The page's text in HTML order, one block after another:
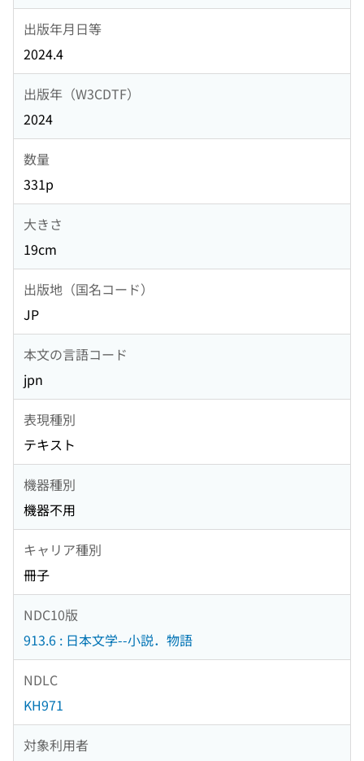
出版年月日等
2024.4
出版年（W3CDTF）
2024
数量
331p
大きさ
19cm
出版地（国名コード）
JP
本文の言語コード
jpn
表現種別
テキスト
機器種別
機器不用
キャリア種別
冊子
NDC10版
913.6 : 日本文学--小説．物語
NDLC
KH971
対象利用者